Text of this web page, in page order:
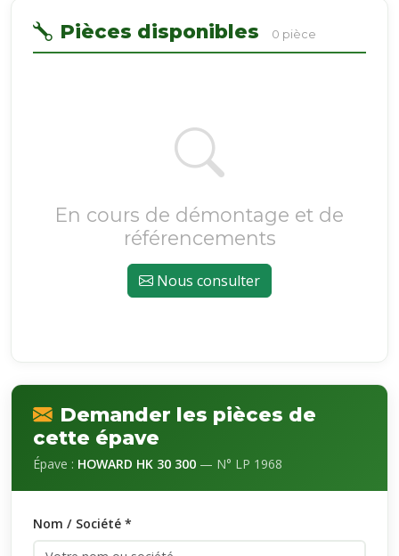
Pièces disponibles 0 pièce
En cours de démontage et de
référencements
Nous consulter
Demander les pièces de
cette épave
Épave : HOWARD HK 30 300 — N° LP 1968
Nom / Société *